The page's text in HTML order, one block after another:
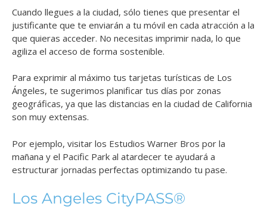
Cuando llegues a la ciudad, sólo tienes que presentar el
justificante que te enviarán a tu móvil en cada atracción a la
que quieras acceder. No necesitas imprimir nada, lo que
agiliza el acceso de forma sostenible.
Para exprimir al máximo tus tarjetas turísticas de Los
Ángeles, te sugerimos planificar tus días por zonas
geográficas, ya que las distancias en la ciudad de California
son muy extensas.
Por ejemplo, visitar los Estudios Warner Bros por la
mañana y el Pacific Park al atardecer te ayudará a
estructurar jornadas perfectas optimizando tu pase.
Los Angeles CityPASS®